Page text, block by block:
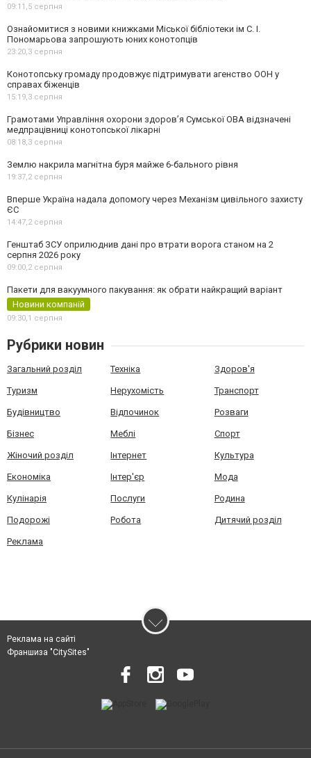
09:11,5 серпня
Ознайомитися з новими книжками Міської бібліотеки ім С. І.
Пономарьова запрошують юних конотопців
23:20,3 серпня
Конотопську громаду продовжує підтримувати агенство ООН у
справах біженців
15:19,3 серпня
Грамотами Управління охорони здоров’я Сумської ОВА відзначені
медпрацівниці конотопської лікарні
08:18,3 серпня
Землю накрила магнітна буря майже 6-бального рівня
19:37,2 серпня
Вперше Україна надала допомогу через Механізм цивільного захисту
ЄС
14:47,2 серпня
Генштаб ЗСУ оприлюднив дані про втрати ворога станом на 2
серпня 2026 року
09:00,2 серпня
Пакети для вакуумного пакування: як обрати найкращий варіант
Новини компаній
09:30,1 серпня
Рубрики новин
Загальний розділ Техніка Здоров'я
Туризм Нерухомість Транспорт
Будівництво Відпочинок Розваги
Бізнес Меблі Спорт
Жіночий розділ Інтернет Культура
Економіка Інтер'єр Мода
Кулінарія Послуги Родина
Подорожі Робота Дитячий розділ
Реклама
Реклама на сайті
Франшиза "CitySites"